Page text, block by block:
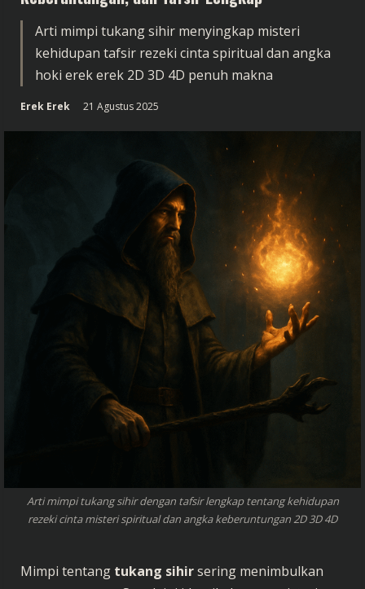
Arti mimpi tukang sihir menyingkap misteri
kehidupan tafsir rezeki cinta spiritual dan angka
hoki erek erek 2D 3D 4D penuh makna
Erek Erek 21 Agustus 2025
Arti mimpi tukang sihir dengan tafsir lengkap tentang kehidupan
rezeki cinta misteri spiritual dan angka keberuntungan 2D 3D 4D
Mimpi tentang tukang sihirsering menimbulkan